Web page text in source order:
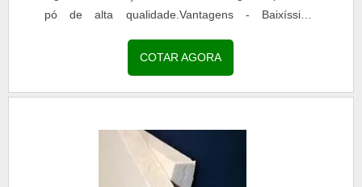
pó de alta qualidade.Vantagens - Baixíssimo
COTAR AGORA